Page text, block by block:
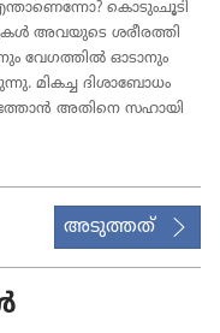
കൊടും​ചൂ​ടി​
അവയുടെ ശരീര​ത്തി​
വേഗത്തിൽ ഓടാ​നും
മികച്ച ദിശാ​ബോ​ധം
അതിനെ സഹായി​
അടുത്തത്